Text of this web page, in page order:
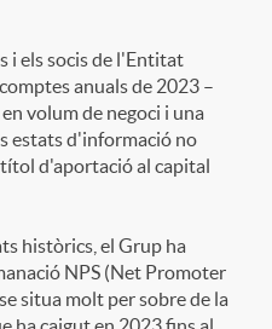
i els socis de l'Entitat
anuals de 2023 –
volum de negoci i una
estats d'informació no
d'aportació al capital
històrics, el Grup ha
NPS (Net Promoter
situa molt per sobre de la